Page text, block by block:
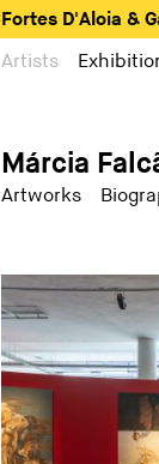
Fortes D'Aloia &
Artists
Márcia
Artworks